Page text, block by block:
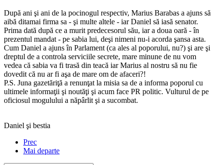
După ani şi ani de la pocinogul respectiv, Marius Barabas a ajuns să
aibă ditamai firma sa - şi multe altele - iar Daniel să iasă senator.
Prima dată după ce a murit predecesorul său, iar a doua oară - în
prezentul mandat - pe sabia lui, deşi nimeni nu-i acorda şansa asta.
Cum Daniel a ajuns în Parlament (ca ales al poporului, nu?) şi are şi
dreptul de a controla serviciile secrete, mare minune de nu vom
vedea că sabia va fi trasă din teacă iar Marius al nostru să nu fie
dovedit că nu ar fi aşa de mare om de afaceri?!
P.S. Juna gazetăriţă a renunţat la misia sa de a informa poporul cu
ultimele informaţii şi noutăţi şi acum face PR politic. Vulturul de pe
oficiosul mogulului a năpârlit şi a sucombat.
Daniel şi bestia
Prec
Mai departe